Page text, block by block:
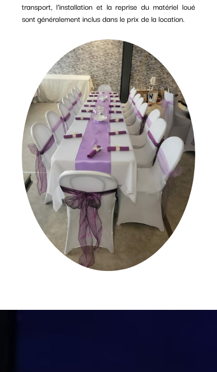
transport, l’installation et la reprise du matériel loué
sont généralement inclus dans le prix de la location.